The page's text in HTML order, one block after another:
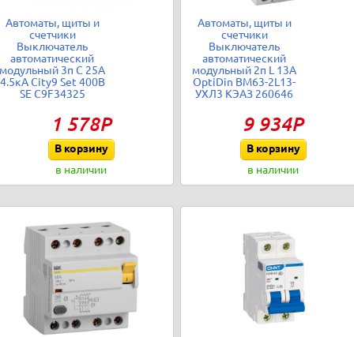
Автоматы, щиты и
счетчики
Выключатель
автоматический
модульный 3п C 25А
4.5кА City9 Set 400В
SE C9F34325
1 578Р
В корзину
в наличии
Автоматы, щиты и
счетчики
Выключатель
автоматический
модульный 2п L 13А
OptiDin BM63-2L13-
УХЛ3 КЭАЗ 260646
9 934Р
В корзину
в наличии